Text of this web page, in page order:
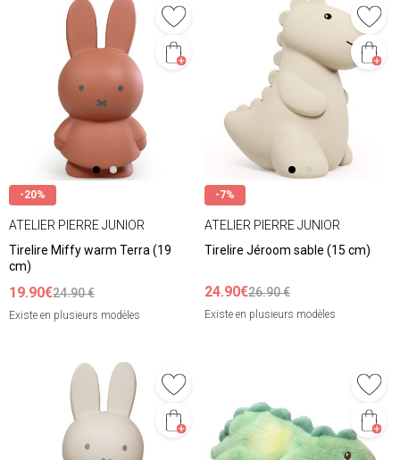
-20%
ATELIER PIERRE JUNIOR
Tirelire Miffy warm Terra (19
cm)
19.90€24.90 €
Existe en plusieurs modèles
-7%
ATELIER PIERRE JUNIOR
Tirelire Jéroom sable (15 cm)
24.90€26.90 €
Existe en plusieurs modèles